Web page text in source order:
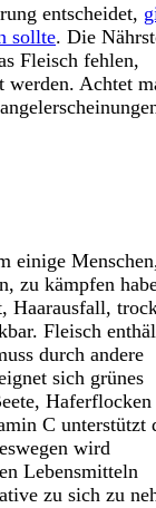
entscheidet,
sollte. Die
Fleisch fehlen,
werden. Achtet
einige
zu kämpfen
Haarausfall,
Fleisch
durch andere
sich grünes
Haferflocken
C unterstützt
wird
Lebensmitteln
zu sich zu